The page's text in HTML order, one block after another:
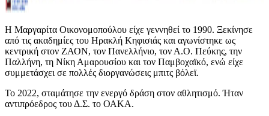
Η Μαργαρίτα Οικονομοπούλου είχε γεννηθεί το 1990. Ξεκίνησε
από τις ακαδημίες του Ηρακλή Κηφισιάς και αγωνίστηκε ως
κεντρική στον ΖΑΟΝ, τον Πανελλήνιο, τον Α.Ο. Πεύκης, την
Παλλήνη, τη Νίκη Αμαρουσίου και τον Παμβοχαϊκό, ενώ είχε
συμμετάσχει σε πολλές διοργανώσεις μπιτς βόλεϊ.
Το 2022, σταμάτησε την ενεργό δράση στον αθλητισμό. Ήταν
αντιπρόεδρος του Δ.Σ. το ΟΑΚΑ.